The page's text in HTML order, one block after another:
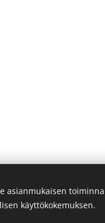
asianmukaisen
käyttökokemuksen.